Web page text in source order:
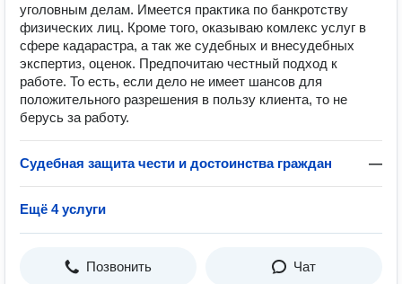
уголовным делам. Имеется практика по банкротству
физических лиц. Кроме того, оказываю комлекс услуг в
сфере кадарастра, а так же судебных и внесудебных
экспертиз, оценок. Предпочитаю честный подход к
работе. То есть, если дело не имеет шансов для
положительного разрешения в пользу клиента, то не
берусь за работу.
Судебная защита чести и достоинства граждан —
Ещё 4 услуги
Позвонить Чат